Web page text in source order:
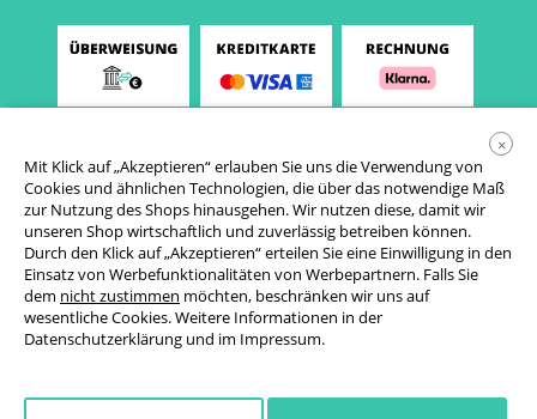
AGB
Datenschutzerklärung
Widerrufsrecht
×
Mit Klick auf „Akzeptieren“ erlauben Sie uns die Verwendung von
Cookies und ähnlichen Technologien, die über das notwendige Maß
zur Nutzung des Shops hinausgehen. Wir nutzen diese, damit wir
unseren Shop wirtschaftlich und zuverlässig betreiben können.
Durch den Klick auf „Akzeptieren“ erteilen Sie eine Einwilligung in den
Einsatz von Werbefunktionalitäten von Werbepartnern. Falls Sie
dem nicht zustimmen möchten, beschränken wir uns auf
wesentliche Cookies. Weitere Informationen in der
Datenschutzerklärung und im Impressum.